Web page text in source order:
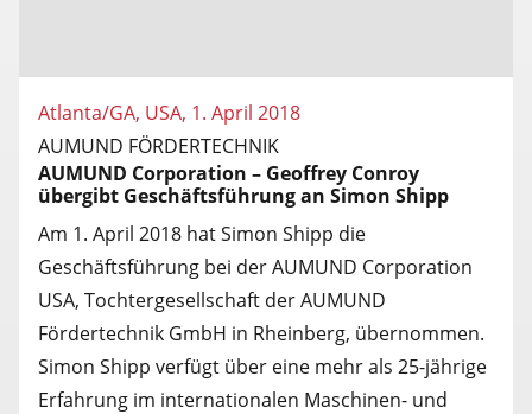
Atlanta/GA, USA, 1. April 2018
AUMUND FÖRDERTECHNIK
AUMUND Corporation – Geoffrey Conroy
übergibt Geschäftsführung an Simon Shipp
Am 1. April 2018 hat Simon Shipp die
Geschäftsführung bei der AUMUND Corporation
USA, Tochtergesellschaft der AUMUND
Fördertechnik GmbH in Rheinberg, übernommen.
Simon Shipp verfügt über eine mehr als 25-jährige
Erfahrung im internationalen Maschinen- und